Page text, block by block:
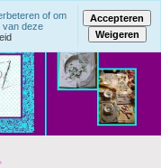
of om
van deze
Accepteren
Weigeren